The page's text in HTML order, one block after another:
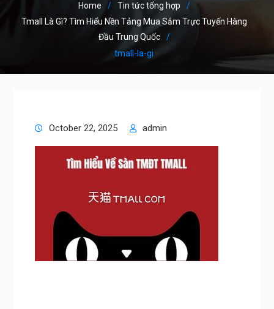
Home
Tin tức tổng hợp
Tmall Là Gì? Tìm Hiểu Nền Tảng Mua Sắm Trực Tuyến Hàng
Đầu Trung Quốc
tmall-la-gi
October 22, 2025 admin